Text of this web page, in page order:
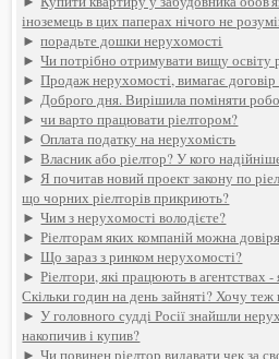
іноземець в цих паперах нічого не
►порадьте дошки нерухомості
►Чи потрібно отримувати вищу освіту
►Продаж нерухомості, вимагає
►Доброго дня. Вирішила поміняти
►чи варто працювати ріелтором?
►Оплата податку на нерухомість
►Власник або ріелтор? У кого
►Я почитав новий проект закону по
що чорних ріелторів прикриють?
►Чим з нерухомості володієте?
►Ріелторам яких компаній можна
►Що зараз з ринком нерухомості?
►Ріелтори, які працюють в агентствах
Скільки годин на день зайняті? Хочу теж
►У головного судді Росії знайшли
накопичив і купив?
►Чи повинен ріелтор видавати чек за